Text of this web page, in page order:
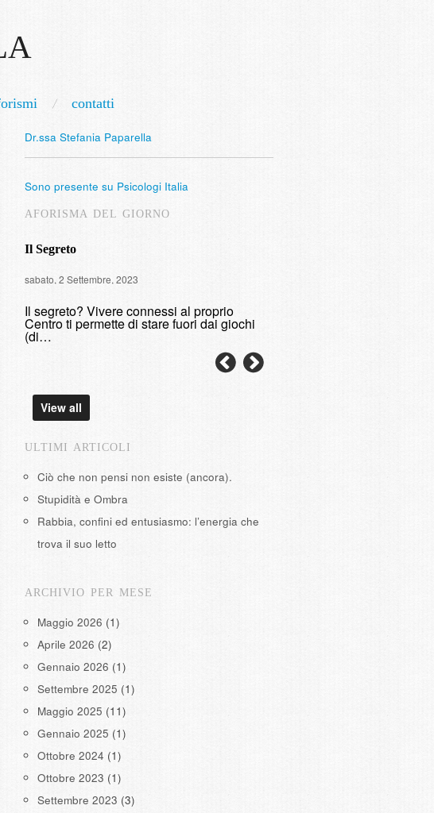
contatti
Dr.ssa Stefania Paparella
Sono presente su Psicologi Italia
AFORISMA DEL GIORNO
Il Segreto
sabato, 2 Settembre, 2023
Il segreto? Vivere connessi al proprio
Centro ti permette di stare fuori dai giochi
(di…
View all
ULTIMI ARTICOLI
Ciò che non pensi non esiste (ancora).
Stupidità e Ombra
Rabbia, confini ed entusiasmo: l’energia che
trova il suo letto
ARCHIVIO PER MESE
Maggio 2026 (1)
Aprile 2026 (2)
Gennaio 2026 (1)
Settembre 2025 (1)
Maggio 2025 (11)
Gennaio 2025 (1)
Ottobre 2024 (1)
Ottobre 2023 (1)
Settembre 2023 (3)